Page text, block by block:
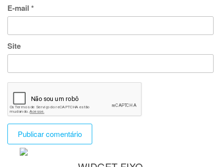
E-mail *
Site